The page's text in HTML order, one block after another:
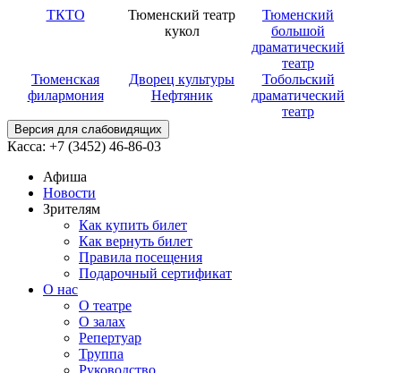
ТКТО
Тюменский театр
кукол
Тюменский
большой
драматический
театр
Тюменская
филармония
Дворец культуры
Нефтяник
Тобольский
драматический
театр
Версия для слабовидящих
Касса: +7 (3452) 46-86-03
Афиша
Новости
Зрителям
Как купить билет
Как вернуть билет
Правила посещения
Подарочный сертификат
О нас
О театре
О залах
Репертуар
Труппа
Руководство